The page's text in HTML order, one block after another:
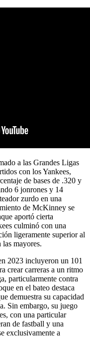
a las Grandes Ligas
con los Yankees,
de bases de .320 y
6 jonrones y 14
zurdo en una
de McKinney se
aportó cierta
culminó con una
ligeramente superior al
las mayores.
2023 incluyeron un 101
crear carreras a un ritmo
particularmente contra
en el bateo destaca
demuestra su capacidad
Sin embargo, su juego
con una particular
de fastball y una
exclusivamente a